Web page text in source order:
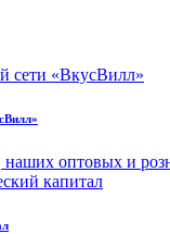
наших оптовых и